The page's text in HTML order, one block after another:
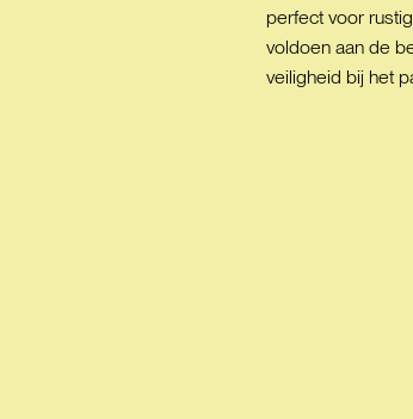
perfect voor
voldoen aan de
veiligheid bij het